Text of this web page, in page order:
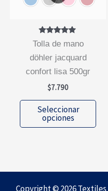
Valorado
con
5.00
de 5
tolla de mano
döhler jacquard
confort lisa 500gr
$7.790
Seleccionar
opciones
Este
Las
Copyright © 2026